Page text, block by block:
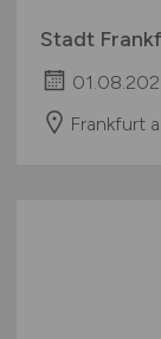
Stadt
Frankfurt